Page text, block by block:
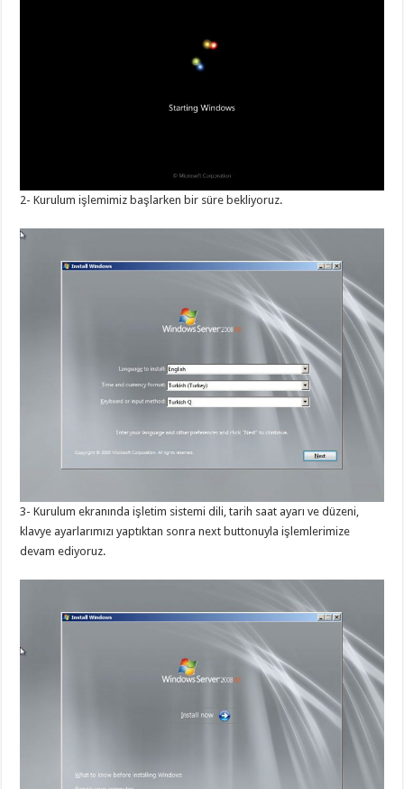
2- Kurulum işlemimiz başlarken bir süre bekliyoruz.
3- Kurulum ekranında işletim sistemi dili, tarih saat ayarı ve düzeni,
klavye ayarlarımızı yaptıktan sonra next buttonuyla işlemlerimize
devam ediyoruz.